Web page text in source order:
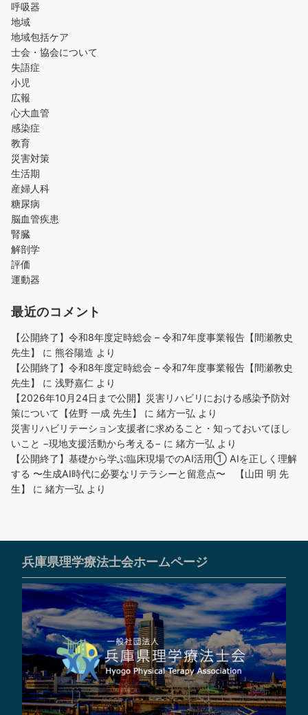
呼吸器
地域
地域包括ケア
士会・協会について
失語症
小児
広報
心大血管
感染症
教育
災害対策
生活期
産婦人科
糖尿病
脳血管疾患
腎臓
解剖学
評価
運動器
最近のコメント
【公開終了】令和8年度定時総会 – 令和7年度事業報告【間瀬教史
先生】
に 熊谷陽造 より
【公開終了】令和8年度定時総会 – 令和7年度事業報告【間瀬教史
先生】
に 浅野嘉仁 より
【2026年10月24日まで公開】災害リハビリにおける感染予防対
策について【佐野 一成 先生】
に 緒方一弘 より
災害リハビリテーション支援者に求めること・知っておいてほし
いこと −現地支援活動から考える− に 緒方一弘 より
【公開終了】基礎から学ぶ臨床現場でのAI活用① AIを正しく理解
する 〜生成AI時代に必要なリテラシーと留意点〜 【山田 明 先
生】
に 緒方一弘 より
兵庫県理学療法士会ホームページ